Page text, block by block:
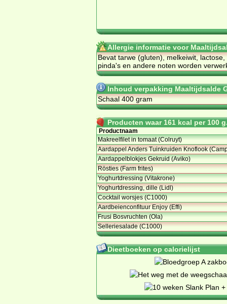
Allergie informatie voor
Bevat tarwe (gluten), melkeiwit,
pinda's en andere noten worden
Inhoud verpakking Maaltijdsalde
Schaal 400 gram
Producten waar 161 kcal per 100
Productnaam
Makreelfilet in tomaat (Colruyt)
Aardappel Anders Tuinkruiden Knoflook
Aardappelblokjes Gekruid (Aviko)
Rösties (Farm frites)
Yoghurtdressing (Vitakrone)
Yoghurtdressing, dille (Lidl)
Cocktail worsjes (C1000)
Aardbeienconfituur Enjoy (Effi)
Frusi Bosvruchten (Ola)
Selleriesalade (C1000)
Dieetboeken op calorielijst